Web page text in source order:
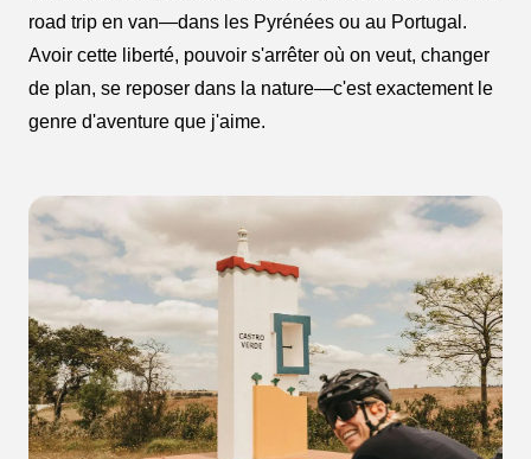
road trip en van—dans les Pyrénées ou au Portugal.
Avoir cette liberté, pouvoir s'arrêter où on veut, changer
de plan, se reposer dans la nature—c'est exactement le
genre d'aventure que j'aime.